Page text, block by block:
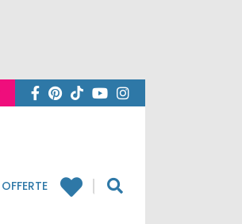
OFFERTE